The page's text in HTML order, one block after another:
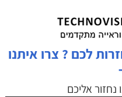
לכם ? צרו איתנו
נחזור אליכם